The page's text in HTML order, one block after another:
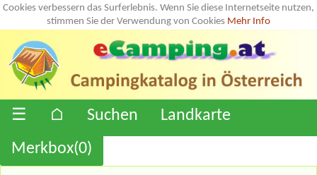
Cookies verbessern das Surferlebnis. Wenn Sie diese Internetseite nutzen,
stimmen Sie der Verwendung von Cookies Mehr Info
☰ ⌂ Suchen
Landkarte
Merkbox(0)